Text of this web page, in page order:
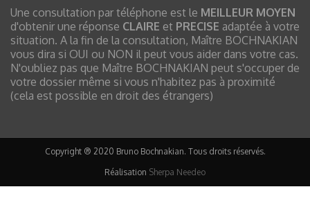
Une consultation par téléphone est le MEILLEUR MOYEN
d'obtenir une réponse CLAIRE et PRECISE adaptée à votre
situation. A la fin de la consultation, Maître BOCHNAKIAN
vous dira si OUI ou NON il peut vous aider dans votre cas.
N'oubliez pas que Maître BOCHNAKIAN peut s'occuper de
votre dossier même si vous n'habitez pas à proximité
(cela est possible en droit des étrangers)
Copyright ® 2020 Bruno Bochnakian. Tous droits réservés.
Réalisation Sherpa Needeo